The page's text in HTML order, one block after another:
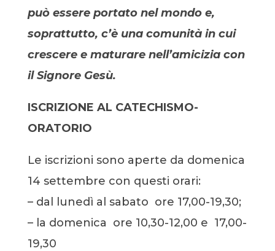
può essere portato nel mondo e,
soprattutto, c’è una comunità in cui
crescere e maturare nell’amicizia con
il Signore Gesù.
ISCRIZIONE AL CATECHISMO-
ORATORIO
Le iscrizioni sono aperte da domenica
14 settembre con questi orari:
– dal lunedì al sabato ore 17,00-19,30;
– la domenica ore 10,30-12,00 e 17,00-
19,30